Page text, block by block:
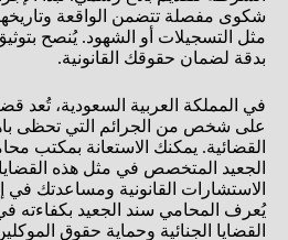
شكوى مفصلة تتضمن الواقعة وتاريخها
مثل التسجيلات أو الشهود. يُنصح
بدقة لضمان حقوقك القانونية.
في المملكة العربية السعودية، تُعد
على شخص من الجرائم التي تحظى
القضائية. يمكنك الاستعانة بمكتب
الجعيد المتخصص في مثل هذه القضايا
الاستشارات القانونية ومساعدتك في
يُعرف المحامي سند الجعيد بكفاءته
القضايا الجنائية وحماية حقوق